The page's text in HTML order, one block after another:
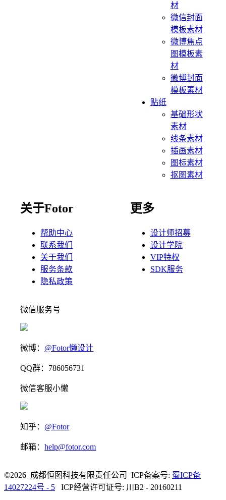
材
微信封面
模板素材
微博焦点
图模板素
材
微博封面
模板素材
贴纸
基础形状
素材
线条素材
插画素材
图标素材
抠图素材
关于Fotor
帮助中心
联系我们
关于我们
服务条款
隐私政策
更多
设计师招募
设计学院
VIP特权
SDK服务
微信服务号
微博： @Fotor懒设计
QQ群：786056731
微信客服小懒
知乎： @Fotor
邮箱：help@fotor.com
©2026 成都恒图科技有限责任公司 ICP备案号: 蜀ICP备
14027224号 - 5 ICP经营许可证号: 川B2 - 20160211